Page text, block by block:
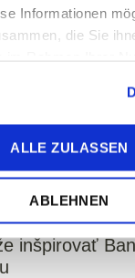
Informationen
die Sie
ALLE ZULASSEN
ABLEHNEN
Novinky
budúcnosti:
sledovať
inšpirovať